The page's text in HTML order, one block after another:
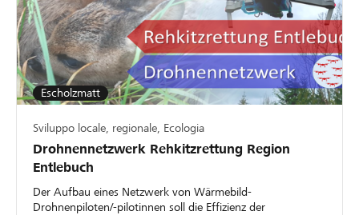
Escholzmatt
Sviluppo locale, regionale, Ecologia
Drohnennetzwerk Rehkitzrettung Region
Entlebuch
Der Aufbau eines Netzwerk von Wärmebild-
Drohnenpiloten/-pilotinnen soll die Effizienz der